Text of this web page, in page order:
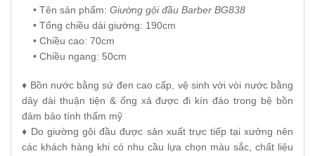
• Tên sản phẩm: Giường gội đầu Barber BG838
• Tổng chiều dài giường: 190cm
• Chiều cao: 70cm
• Chiều ngang: 50cm
♦ Bồn nước bằng sứ đen cao cấp, vệ sinh với vòi nước bằng
dây dài thuận tiện & ống xả được đi kín đáo trong bệ bồn
đảm bảo tính thẩm mỹ
♦ Do giường gội đầu được sản xuất trực tiếp tại xưởng nên
các khách hàng khi có nhu cầu lựa chọn màu sắc, chất liệu